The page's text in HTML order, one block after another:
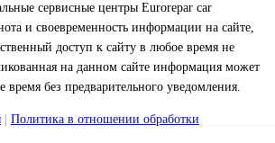
сервисные центры Eurorepar car
и своевременность информации на сайте,
доступ к сайту в любое время не
на данном сайте информация может
время без предварительного уведомления.
Политика в отношении обработки